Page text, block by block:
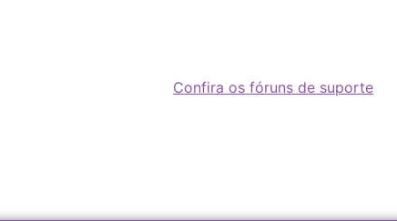
Confira os fóruns de suporte